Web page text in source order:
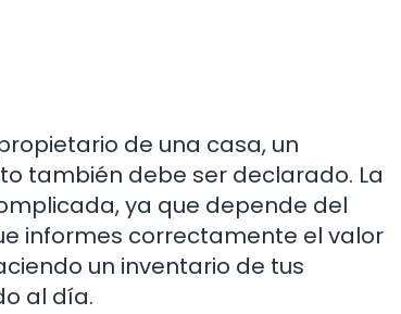
de una casa, un
también debe ser declarado. La
ya que depende del
informes correctamente el valor
un inventario de tus
al día.